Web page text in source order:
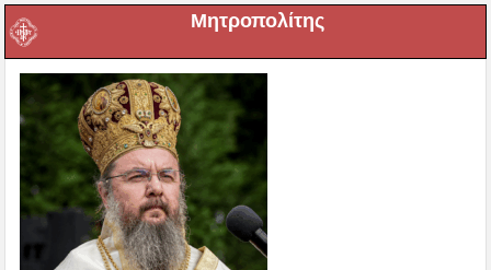
Μητροπολίτης